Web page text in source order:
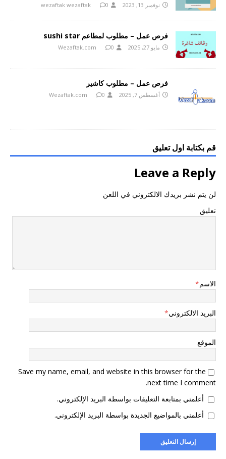
نوفمبر 13, 2023 wezaftak wezaftak 0
فرص عمل – مطلوب لمطاعم sushi star
مايو 27, 2025 Wezaftak.com 0
فرص عمل – مطلوب كاشير
أغسطس 7, 2025 Wezaftak.com 0
قم بكتابة اول تعليق
Leave a Reply
لن يتم نشر بريدك الالكتروني في اللعن
تعليق
الاسم*
البريد الالكتروني*
الموقع
Save my name, email, and website in this browser for the
next time I comment.
أعلمني بمتابعة التعليقات بواسطة البريد الإلكتروني.
أعلمني بالمواضيع الجديدة بواسطة البريد الإلكتروني.